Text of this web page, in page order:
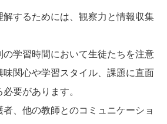
するためには、観察力と情報収集
学習時間において生徒たちを注意
関心や学習スタイル、課題に直面
要があります。
者、他の教師とのコミュニケーショ